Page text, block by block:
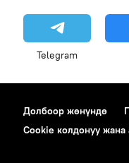
Telegram
Долбоор жөнүндө
Cookie колдонуу жана